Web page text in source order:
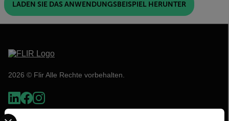
LADEN SIE DAS ANWENDUNGSBEISPIEL HERUNTER
2026 © Flir Alle Rechte vorbehalten.
Select your preferred country and language from the